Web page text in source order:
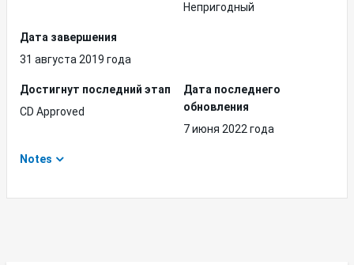
Непригодный
Дата завершения
31 августа 2019 года
Достигнут последний этап
CD Approved
Дата последнего
обновления
7 июня 2022 года
Notes